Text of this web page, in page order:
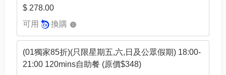
$ 278.00
可用
換購
(01獨家85折)(只限星期五,六,日及公眾假期) 18:00-
21:00 120mins自助餐 (原價$348)